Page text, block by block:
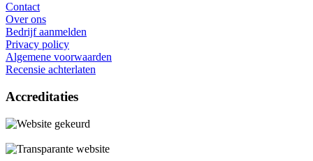
Contact
Over ons
Bedrijf aanmelden
Privacy policy
Algemene voorwaarden
Recensie achterlaten
Accreditaties